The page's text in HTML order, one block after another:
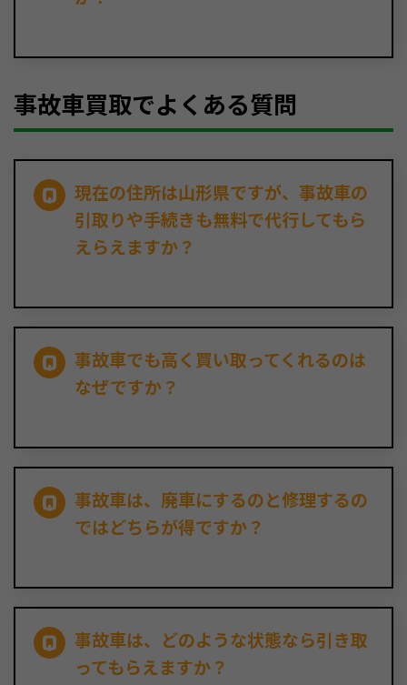
事故車買取でよくある質問
現在の住所は山形県ですが、事故車の
引取りや手続きも無料で代行してもら
えらえますか？
事故車でも高く買い取ってくれるのは
なぜですか？
事故車は、廃車にするのと修理するの
ではどちらが得ですか？
事故車は、どのような状態なら引き取
ってもらえますか？